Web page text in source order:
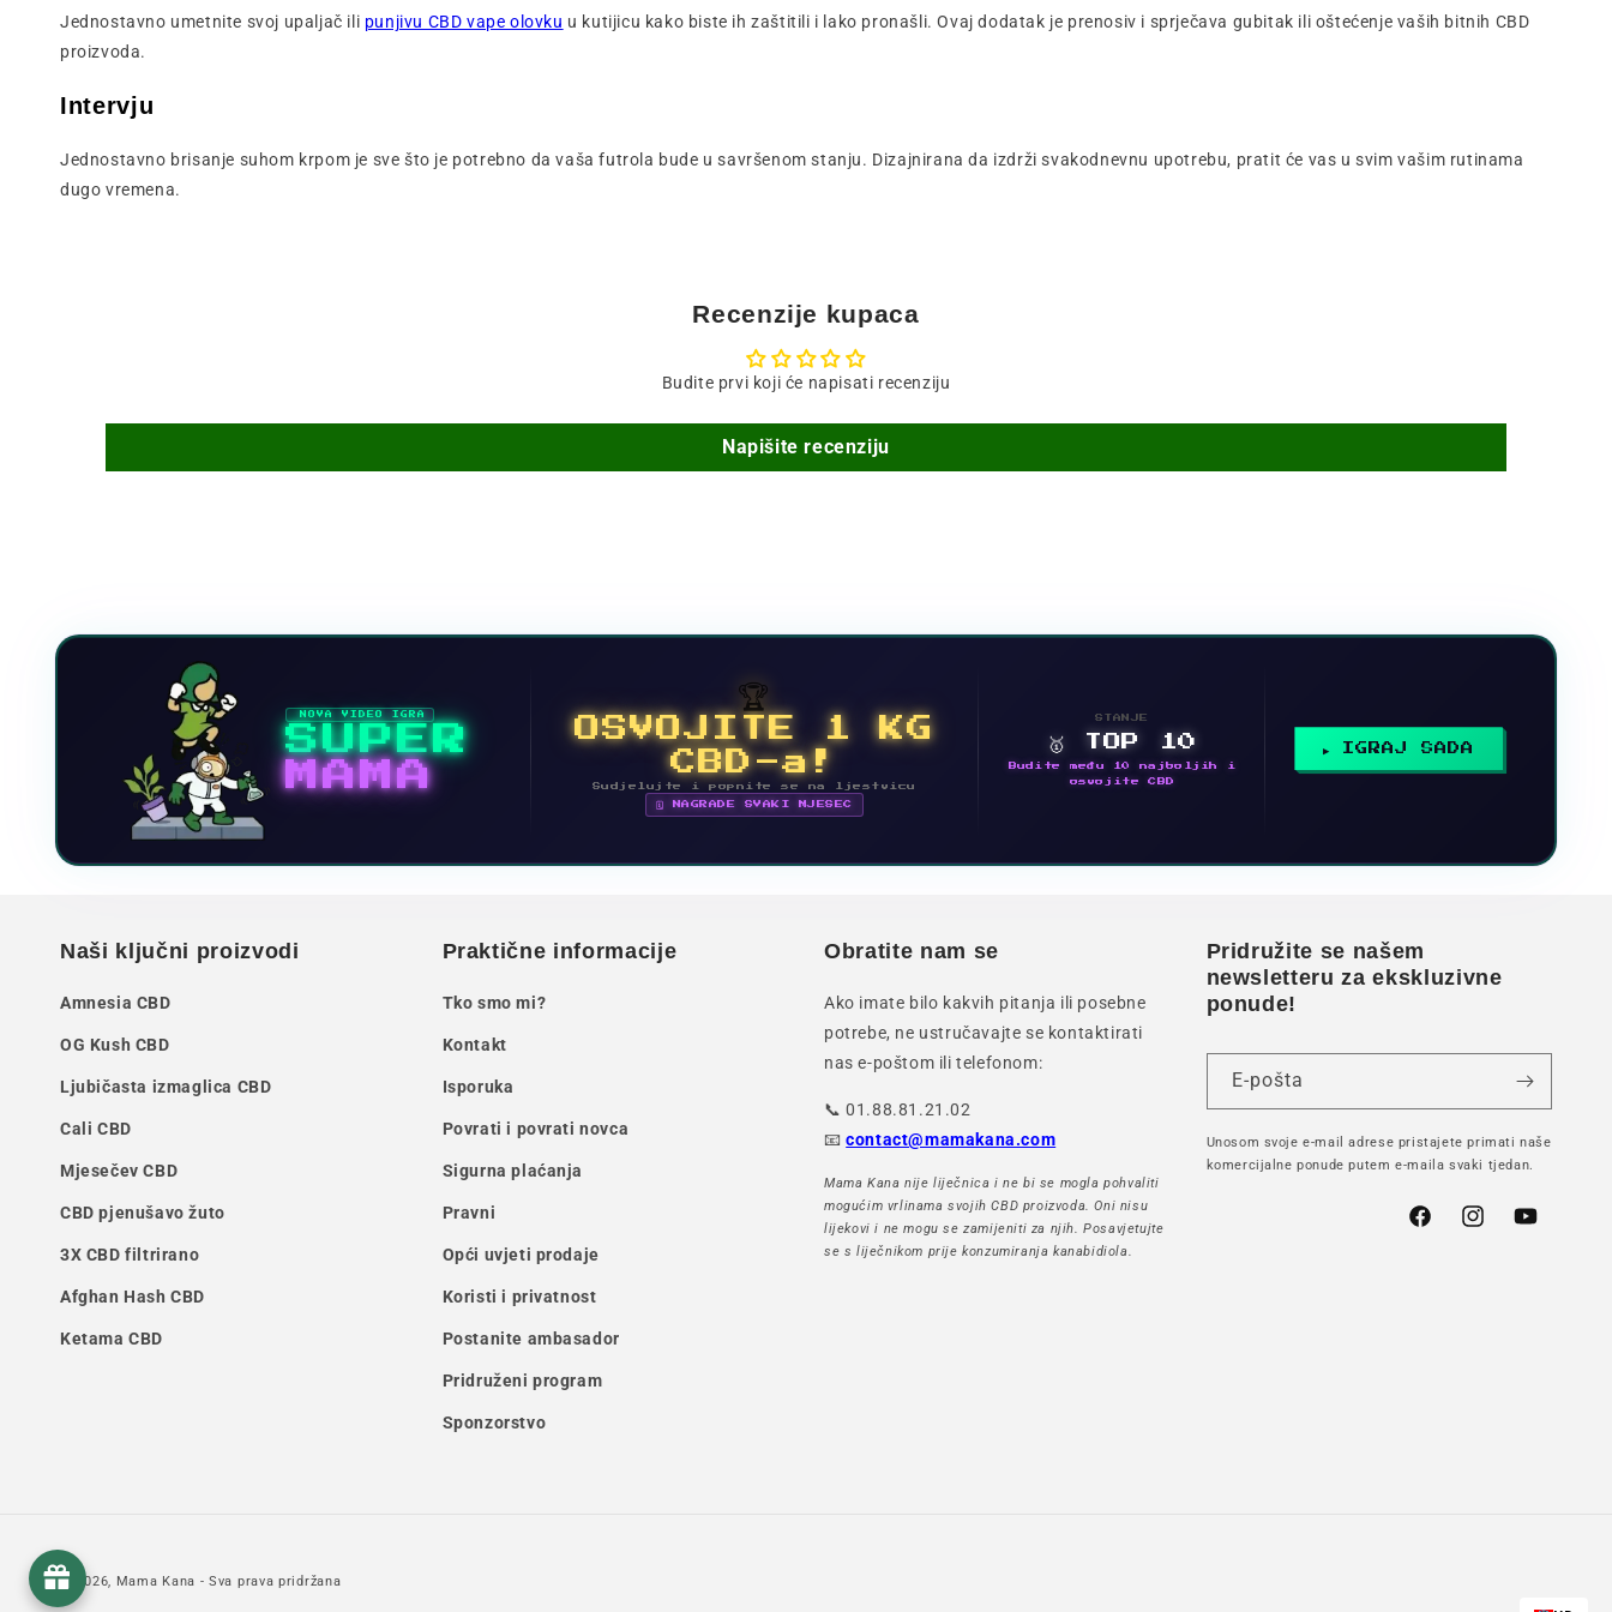
Jednostavno umetnite svoj upaljač ili punjivu CBD vape olovku u kutijicu kako biste ih zaštitili i lako pronašli. Ovaj dodatak je prenosiv i sprječava gubitak ili oštećenje vaših bitnih CBD
proizvoda.
Intervju
Jednostavno brisanje suhom krpom je sve što je potrebno da vaša futrola bude u savršenom stanju. Dizajnirana da izdrži svakodnevnu upotrebu, pratit će vas u svim vašim rutinama
dugo vremena.
Recenzije kupaca
Budite prvi koji će napisati recenziju
Napišite recenziju
NOVA VIDEO IGRA
SUPER
MAMA
🏆
OSVOJITE 1 KG
CBD-a!
Sudjelujte i popnite se na ljestvicu
🗓 NAGRADE SVAKI MJESEC
STANJE
🥇 TOP 10
Budite među 10 najboljih i
osvojite CBD
IGRAJ SADA
Naši ključni proizvodi
Amnesia CBD
OG Kush CBD
Ljubičasta izmaglica CBD
Cali CBD
Mjesečev CBD
CBD pjenušavo žuto
3X CBD filtrirano
Afghan Hash CBD
Ketama CBD
Praktične informacije
Tko smo mi?
Kontakt
Isporuka
Povrati i povrati novca
Sigurna plaćanja
Pravni
Opći uvjeti prodaje
Koristi i privatnost
Postanite ambasador
Pridruženi program
Sponzorstvo
Obratite nam se
Ako imate bilo kakvih pitanja ili posebne
potrebe, ne ustručavajte se kontaktirati
nas e-poštom ili telefonom:
📞 01.88.81.21.02
📧contact@mamakana.com
Mama Kana nije liječnica i ne bi se mogla pohvaliti
mogućim vrlinama svojih CBD proizvoda. Oni nisu
lijekovi i ne mogu se zamijeniti za njih. Posavjetujte
se s liječnikom prije konzumiranja kanabidiola.
Pridružite se našem
newsletteru za ekskluzivne
ponude!
E-pošta
Unosom svoje e-mail adrese pristajete primati naše
komercijalne ponude putem e-maila svaki tjedan.
FacebookInstagramYouTube
© 2026, Mama Kana - Sva prava pridržana